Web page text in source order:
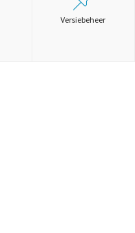
Versiebeheer